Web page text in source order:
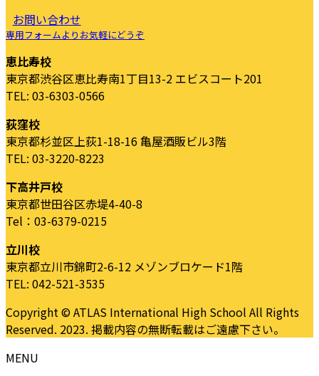
お問い合わせ
専用フォームよりお気軽にどうぞ
恵比寿校
東京都渋谷区恵比寿南1丁目13-2 エビスコート201
TEL: 03-6303-0566
荻窪校
東京都杉並区上荻1-18-16 亀屋酒販ビル3階
TEL: 03-3220-8223
下高井戸校
東京都世田谷区赤堤4-40-8
Tel：03-6379-0215
立川校
東京都立川市錦町2-6-12 メゾンブロケード1階
TEL: 042-521-3535
Copyright © ATLAS International High School All Rights
Reserved. 2023. 掲載内容の無断転載はご遠慮下さい。
MENU